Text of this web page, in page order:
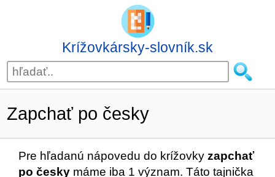
Krížovkársky-slovník.sk
Zapchať po česky
Pre hľadanú nápovedu do krížovky zapchať
po česky máme iba 1 význam. Táto tajnička